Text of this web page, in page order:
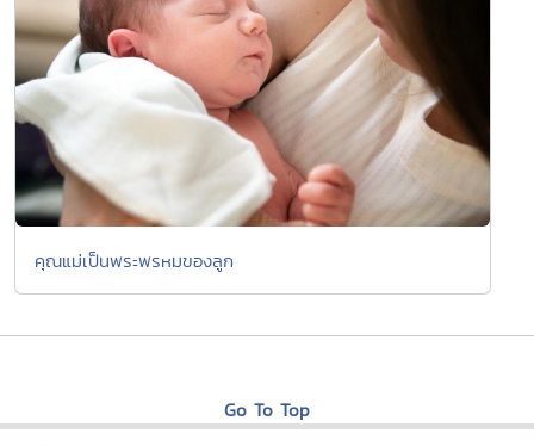
คุณแม่เป็นพระพรหมของลูก
Go To Top